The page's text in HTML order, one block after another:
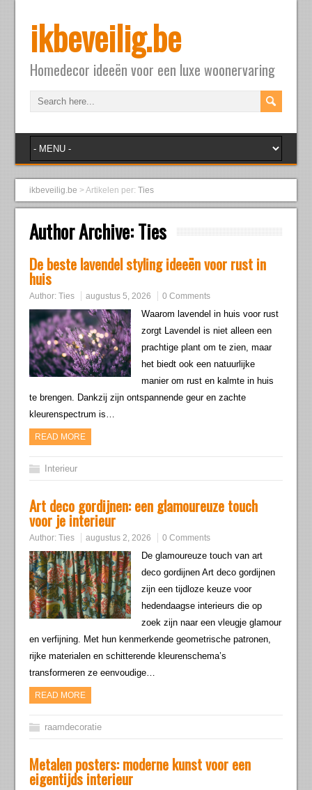
ikbeveilig.be
Homedecor ideeën voor een luxe woonervaring
ikbeveilig.be >Artikelen per:Ties
Author Archive:Ties
De beste lavendel styling ideeën voor rust in
huis
Author:Ties augustus 5, 2026 0 Comments
Waarom lavendel in huis voor rust
zorgt Lavendel is niet alleen een
prachtige plant om te zien, maar
het biedt ook een natuurlijke
manier om rust en kalmte in huis
te brengen. Dankzij zijn ontspannende geur en zachte
kleurenspectrum is…
READ MORE
Interieur
Art deco gordijnen: een glamoureuze touch
voor je interieur
Author:Ties augustus 2, 2026 0 Comments
De glamoureuze touch van art
deco gordijnen Art deco gordijnen
zijn een tijdloze keuze voor
hedendaagse interieurs die op
zoek zijn naar een vleugje glamour
en verfijning. Met hun kenmerkende geometrische patronen,
rijke materialen en schitterende kleurenschema’s
transformeren ze eenvoudige…
READ MORE
raamdecoratie
Metalen posters: moderne kunst voor een
eigentijds interieur